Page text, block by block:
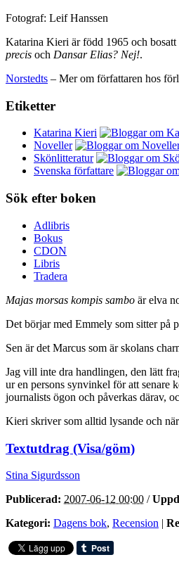
Fotograf: Leif Hanssen
Katarina Kieri är född 1965 och
precis och Dansar Elias? Nej!.
Norstedts – Mer om författaren hos
Etiketter
Katarina Kieri
Noveller
Skönlitteratur
Svenska författare
Sök efter boken
Adlibris
Bokus
CDON
Libris
Tradera
Majas morsas kompis sambo är elva
Det börjar med Emmely som sitter på
Sen är det Marcus som är skolans
Jag vill inte dra handlingen, den lätt
ur en persons synvinkel för att senare
journalists ögon och påverkas därav,
Kieri skriver som alltid lysande och
Textutdrag (Visa/göm)
Stina Sigurdsson
Publicerad: 2007-06-12 00:00 /
Kategori: Dagens bok, Recension |